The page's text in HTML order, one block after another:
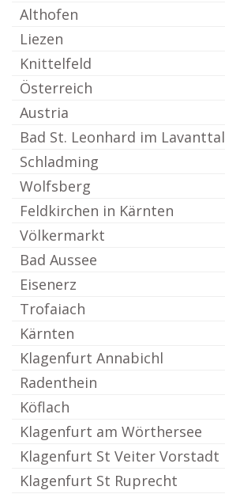
Althofen
Liezen
Knittelfeld
Österreich
Austria
Bad St. Leonhard im Lavanttal
Schladming
Wolfsberg
Feldkirchen in Kärnten
Völkermarkt
Bad Aussee
Eisenerz
Trofaiach
Kärnten
Klagenfurt Annabichl
Radenthein
Köflach
Klagenfurt am Wörthersee
Klagenfurt St Veiter Vorstadt
Klagenfurt St Ruprecht